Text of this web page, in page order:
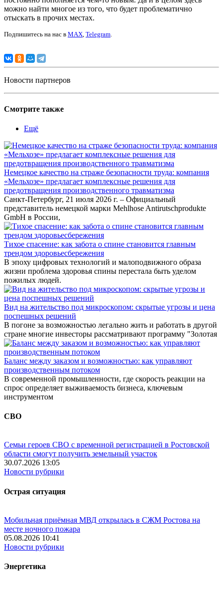
можно найти многое из того, что будет проблематично
отыскать в прочих местах.
Подпишитесь на нас в MAX, Telegram.
Новости партнеров
Смотрите также
Ещё
Немецкое качество на страже безопасности труда: компания
«Мельхозе» предлагает комплексные решения для
предотвращения производственного травматизма
Санкт-Петербург, 21 июля 2026 г. – Официальный
представитель немецкой марки Mehlhose Antirutschprodukte
GmbH в России,
Тихое спасение: как забота о спине становится главным
трендом здоровьесбережения
В эпоху цифровых технологий и малоподвижного образа
жизни проблема здоровья спины перестала быть уделом
пожилых людей.
Вид на жительство под микроскопом: скрытые угрозы и цена
поспешных решений
В погоне за возможностью легально жить и работать в другой
стране многие инвесторы рассматривают программу "Золотая
Баланс между заказом и возможностью: как управляют
производственным потоком
В современной промышленности, где скорость реакции на
спрос определяет выживаемость бизнеса, ключевым
инструментом
СВО
Семьи героев СВО с временной регистрацией в Ростовской
области смогут получить земельный участок
30.07.2026 13:05
Новости рубрики
Острая ситуация
Мобильная приёмная МВД открылась в СЖМ Ростова на
месте ночного пожара
05.08.2026 10:41
Новости рубрики
Энергетика